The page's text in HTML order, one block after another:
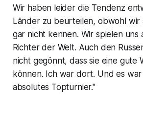
Wir haben leider die Tendenz
Länder zu beurteilen, obwohl wir
gar nicht kennen. Wir spielen uns
Richter der Welt. Auch den
nicht gegönnt, dass sie eine gute
können. Ich war dort. Und es
absolutes Topturnier."